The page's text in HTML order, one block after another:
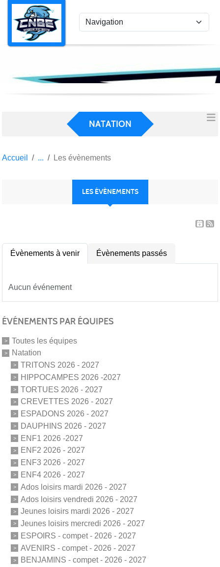
NATATION
Accueil Les évènements
LES ÉVÈNEMENTS
Évènements à venir Évènements passés
Aucun événement
ÉVÉNEMENTS PAR ÉQUIPES
Toutes les équipes
Natation
TRITONS 2026 - 2027
HIPPOCAMPES 2026 -2027
TORTUES 2026 - 2027
CREVETTES 2026 - 2027
ESPADONS 2026 - 2027
DAUPHINS 2026 - 2027
ENF1 2026 -2027
ENF2 2026 - 2027
ENF3 2026 - 2027
ENF4 2026 - 2027
Ados loisirs mardi 2026 - 2027
Ados loisirs vendredi 2026 - 2027
Jeunes loisirs mardi 2026 - 2027
Jeunes loisirs mercredi 2026 - 2027
ESPOIRS - compet - 2026 - 2027
AVENIRS - compet - 2026 - 2027
BENJAMINS - compet - 2026 - 2027
Panneau de gestion des cookies